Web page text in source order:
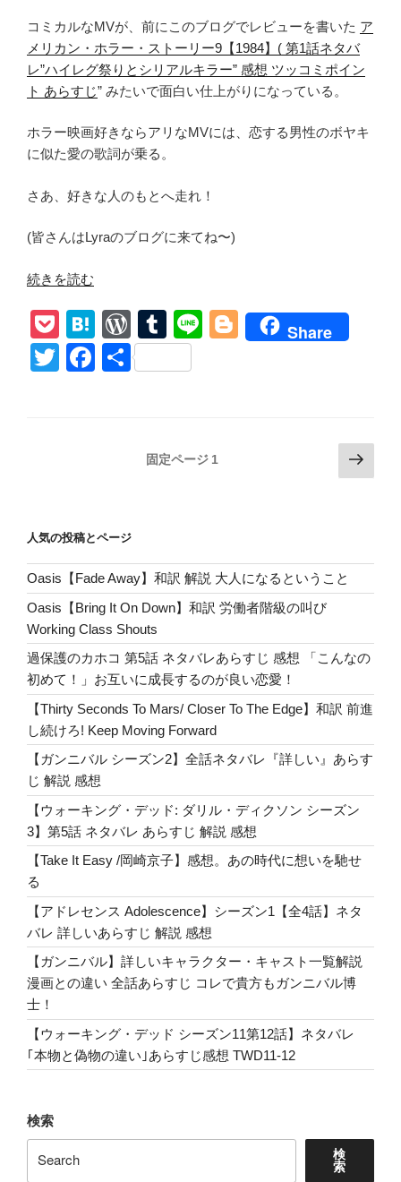
コミカルなMVが、前にこのブログでレビューを書いた ア
メリカン・ホラー・ストーリー9【1984】( 第1話ネタバ
レ”ハイレグ祭りとシリアルキラー” 感想 ツッコミポイン
ト あらすじ” みたいで面白い仕上がりになっている。
ホラー映画好きならアリなMVには、恋する男性のボヤキ
に似た愛の歌詞が乗る。
さあ、好きな人のもとへ走れ！
(皆さんはLyraのブログに来てね〜)
“【Machine
Kelly
featuring
Kellin
リ
ン・
ホ
ラ
ー・
ス
ト
ー
リ
ー
的
MV
が
最
高!
Like
AHS
1984”
の
続きを読む
P
o
ck
H
at
e
W
or
d
ss
T
u
m
Li
Bl
Share
T
F
o
k
共
ペ
ジ
送
り
固定ページ 1
次
の
人気の投稿とページ
Oasis【Fade Away】和訳 解説 大人になるということ
Oasis【Bring It On Down】和訳 労働者階級の叫び
Working Class Shouts
過保護のカホコ 第5話 ネタバレあらすじ 感想 「こんなの
初めて！」お互いに成長するのが良い恋愛！
【Thirty Seconds To Mars/ Closer To The Edge】和訳 前進
し続けろ! Keep Moving Forward
【ガンニバル シーズン2】全話ネタバレ『詳しい』あらす
じ 解説 感想
【ウォーキング・デッド: ダリル・ディクソン シーズン
3】第5話 ネタバレ あらすじ 解説 感想
【Take It Easy /岡崎京子】感想。あの時代に想いを馳せ
る
【アドレセンス Adolescence】シーズン1【全4話】ネタ
バレ 詳しいあらすじ 解説 感想
【ガンニバル】詳しいキャラクター・キャスト一覧解説
漫画との違い 全話あらすじ コレで貴方もガンニバル博
士！
【ウォーキング・デッド シーズン11第12話】ネタバレ
｢本物と偽物の違い｣あらすじ感想 TWD11-12
検索
検
索